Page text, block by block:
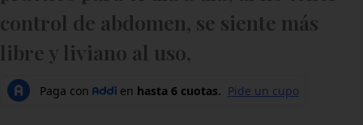
control de abdomen, se siente más
libre y liviano al uso,